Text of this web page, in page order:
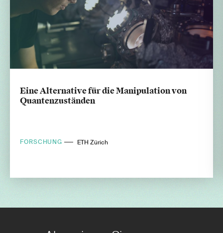
Eine Alternative für die Manipulation von
Quantenzuständen
FORSCHUNG ETH Zürich